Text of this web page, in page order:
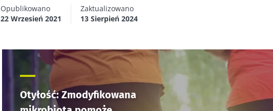
Opublikowano
22 Wrzesień 2021
Zaktualizowano
13 Sierpień 2024
Otyłość: Zmodyfikowana